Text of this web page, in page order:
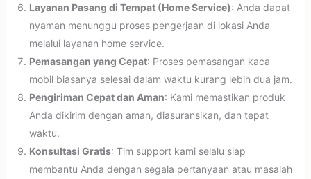
Layanan Pasang di Tempat (Home Service): Anda dapat
nyaman menunggu proses pengerjaan di lokasi Anda
melalui layanan home service.
Pemasangan yang Cepat: Proses pemasangan kaca
mobil biasanya selesai dalam waktu kurang lebih dua jam.
Pengiriman Cepat dan Aman: Kami memastikan produk
Anda dikirim dengan aman, diasuransikan, dan tepat
waktu.
Konsultasi Gratis: Tim support kami selalu siap
membantu Anda dengan segala pertanyaan atau masalah